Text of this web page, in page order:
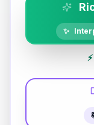
✨
⚡